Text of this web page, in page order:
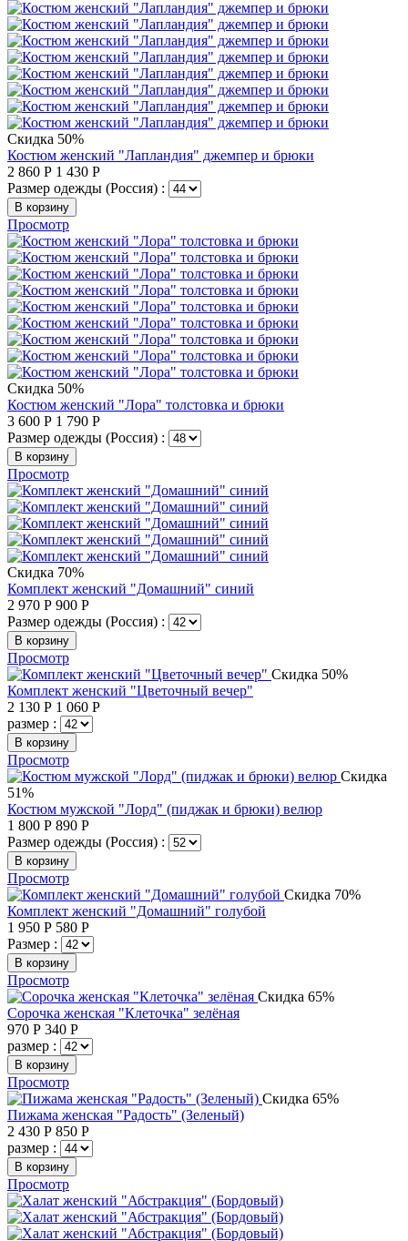
Скидка 50%
Костюм женский "Лапландия" джемпер и брюки
2 860 Р 1 430 Р
Размер одежды (Россия) :
В корзину
Просмотр
Скидка 50%
Костюм женский "Лора" толстовка и брюки
3 600 Р 1 790 Р
Размер одежды (Россия) :
В корзину
Просмотр
Скидка 70%
Комплект женский "Домашний" синий
2 970 Р 900 Р
Размер одежды (Россия) :
В корзину
Просмотр
Скидка 50%
Комплект женский "Цветочный вечер"
2 130 Р 1 060 Р
размер :
В корзину
Просмотр
Скидка
51%
Костюм мужской "Лорд" (пиджак и брюки) велюр
1 800 Р 890 Р
Размер одежды (Россия) :
В корзину
Просмотр
Скидка 70%
Комплект женский "Домашний" голубой
1 950 Р 580 Р
Размер :
В корзину
Просмотр
Скидка 65%
Сорочка женская "Клеточка" зелёная
970 Р 340 Р
размер :
В корзину
Просмотр
Скидка 65%
Пижама женская "Радость" (Зеленый)
2 430 Р 850 Р
размер :
В корзину
Просмотр